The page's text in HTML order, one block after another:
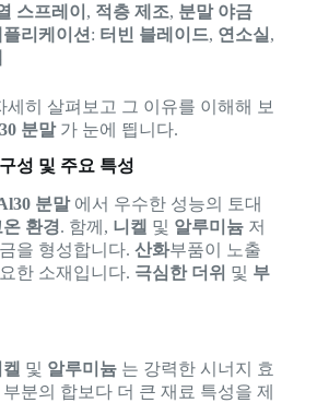
스프레이 , 적층 제조, 분말 야금
리케이션 : 터빈 블레이드, 연소실 ,
세히 살펴보고 그 이유를 이해해 보
분말가 눈에 띕니다.
성 및 주요 특성
분말에서 우수한 성능의 토대
온 환경. 함께, 니켈 및 알루미늄저
을 형성합니다. 산화부품이 노출
한 소재입니다. 극심한 더위 및 부
및 알루미늄는 강력한 시너지 효
분의 합보다 더 큰 재료 특성을 제